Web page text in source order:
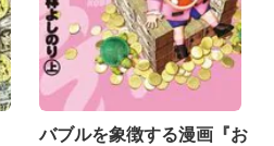
バブルを象徴する漫画『お